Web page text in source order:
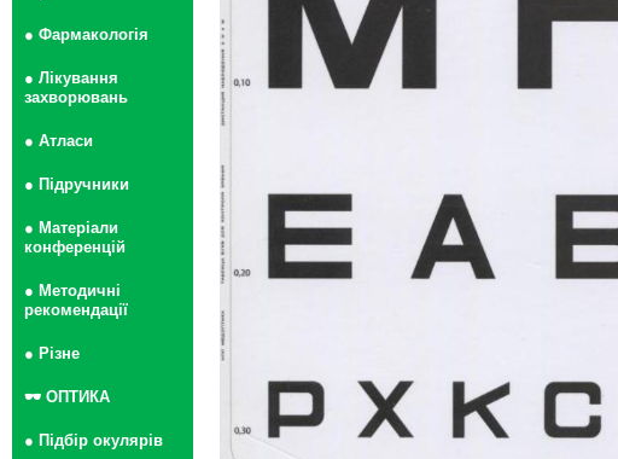
● Фармакологія
● Лікування
захворювань
● Атласи
● Підручники
● Матеріали
конференцій
● Методичні
рекомендації
● Різне
🕶 ОПТИКА
● Підбір окулярів